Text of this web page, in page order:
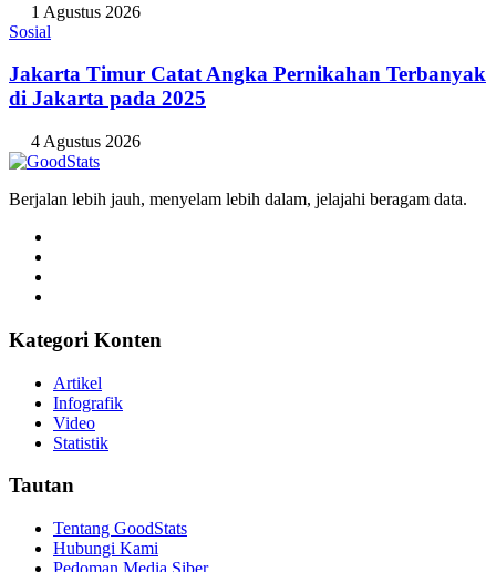
1 Agustus 2026
Sosial
Jakarta Timur Catat Angka Pernikahan Terbanyak
di Jakarta pada 2025
4 Agustus 2026
Berjalan lebih jauh, menyelam lebih dalam, jelajahi beragam data.
Kategori Konten
Artikel
Infografik
Video
Statistik
Tautan
Tentang GoodStats
Hubungi Kami
Pedoman Media Siber